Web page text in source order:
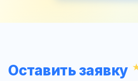
Оставить заявку